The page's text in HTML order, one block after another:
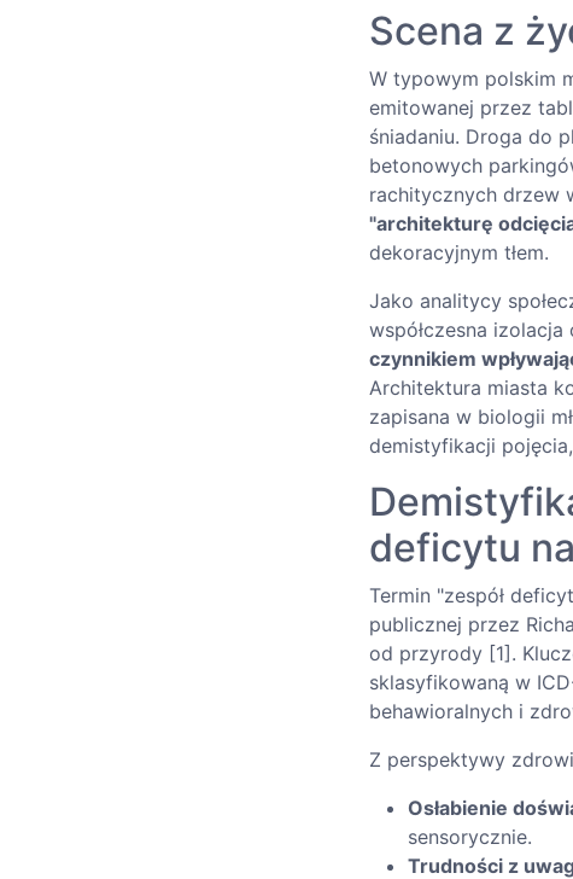
Scena z
W typowym polskim
emitowanej przez
śniadaniu. Droga do
betonowych
rachitycznych drzew
"architekturę
dekoracyjnym tłem.
Jako analitycy
współczesna
czynnikiem
Architektura miasta
zapisana w biologii
demistyfikacji
deficytu
Termin "zespół
publicznej przez
od przyrody [1].
sklasyfikowaną w
behawioralnych i
Z perspektywy
Osłabienie
sensorycznie.
Trudności z